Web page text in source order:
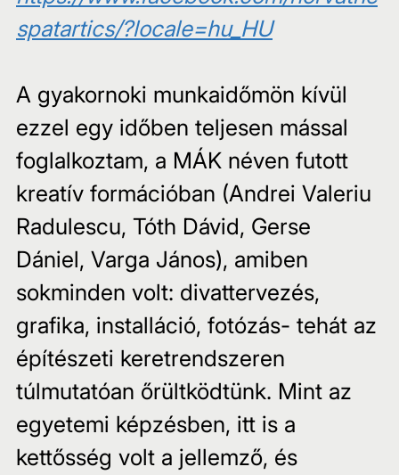
spatartics/?locale=hu_HU
A gyakornoki munkaidőmön kívül
ezzel egy időben teljesen mással
foglalkoztam, a MÁK néven futott
kreatív formációban (Andrei Valeriu
Radulescu, Tóth Dávid, Gerse
Dániel, Varga János), amiben
sokminden volt: divattervezés,
grafika, installáció, fotózás- tehát az
építészeti keretrendszeren
túlmutatóan őrültködtünk. Mint az
egyetemi képzésben, itt is a
kettősség volt a jellemző, és